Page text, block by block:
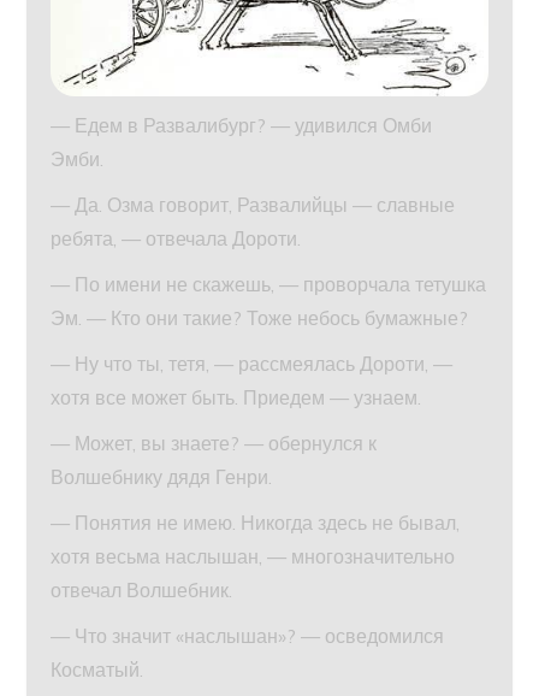
— Едем в Развалибург? — удивился Омби
Эмби.
— Да. Озма говорит, Развалийцы — славные
ребята, — отвечала Дороти.
— По имени не скажешь, — проворчала тетушка
Эм. — Кто они такие? Тоже небось бумажные?
— Ну что ты, тетя, — рассмеялась Дороти, —
хотя все может быть. Приедем — узнаем.
— Может, вы знаете? — обернулся к
Волшебнику дядя Генри.
— Понятия не имею. Никогда здесь не бывал,
хотя весьма наслышан, — многозначительно
отвечал Волшебник.
— Что значит «наслышан»? — осведомился
Косматый.